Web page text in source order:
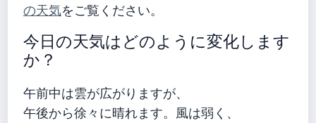
の天気をご覧ください。
今日の天気はどのように変化します
か？
午前中は雲が広がりますが、
午後から徐々に晴れます。風は弱く、